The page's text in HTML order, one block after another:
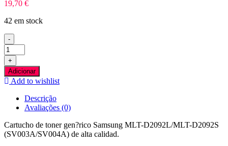
19,70 €
42 em stock
-
Quantidade
de
Samsung
MLT-
D2092L/MLT-
D2092S
Compativel
+
Adicionar
Add to wishlist
Descrição
Avaliações (0)
Cartucho de toner gen?rico Samsung MLT-D2092L/MLT-D2092S
(SV003A/SV004A) de alta calidad.